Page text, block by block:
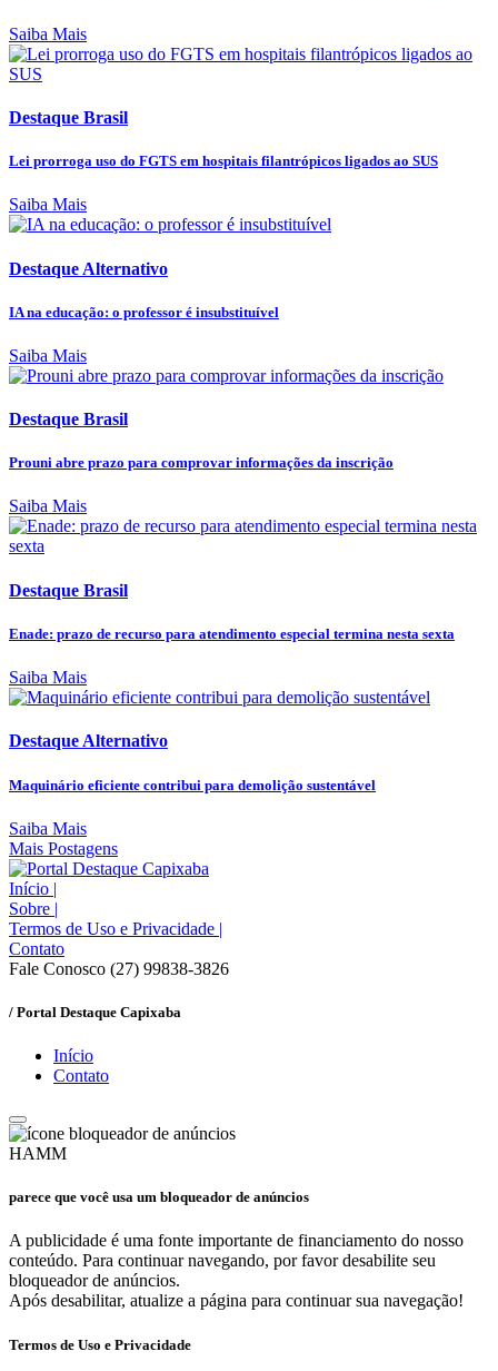
Saiba Mais
Destaque Brasil
Lei prorroga uso do FGTS em hospitais filantrópicos ligados ao SUS
Saiba Mais
Destaque Alternativo
IA na educação: o professor é insubstituível
Saiba Mais
Destaque Brasil
Prouni abre prazo para comprovar informações da inscrição
Saiba Mais
Destaque Brasil
Enade: prazo de recurso para atendimento especial termina nesta sexta
Saiba Mais
Destaque Alternativo
Maquinário eficiente contribui para demolição sustentável
Saiba Mais
Mais Postagens
Início |
Sobre |
Termos de Uso e Privacidade |
Contato
Fale Conosco (27) 99838-3826
/ Portal Destaque Capixaba
Início
Contato
HAMM
parece que você usa um bloqueador de anúncios
A publicidade é uma fonte importante de financiamento do nosso
conteúdo. Para continuar navegando, por favor desabilite seu
bloqueador de anúncios.
Após desabilitar, atualize a página para continuar sua navegação!
Termos de Uso e Privacidade